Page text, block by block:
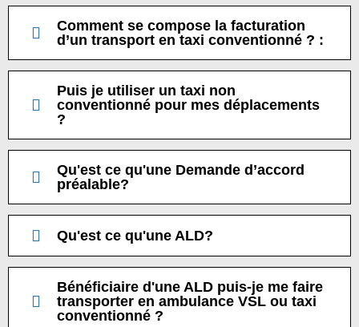
Comment se compose la facturation
d’un transport en taxi conventionné ? :
Puis je utiliser un taxi non
conventionné pour mes déplacements
?
Qu'est ce qu'une Demande d’accord
préalable?
Qu'est ce qu'une ALD?
Bénéficiaire d'une ALD puis-je me faire
transporter en ambulance VSL ou taxi
conventionné ?